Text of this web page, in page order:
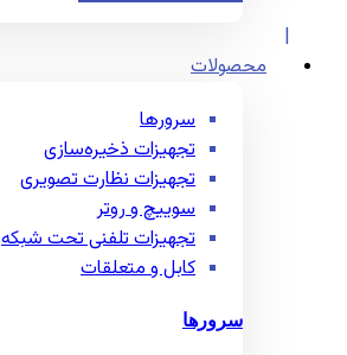
محصولات
سرورها
تجهیزات ذخیره‌سازی
تجهیزات نظارت تصویری
سوییچ و روتر
تجهیزات تلفنی تحت شبکه
کابل و متعلقات
سرورها